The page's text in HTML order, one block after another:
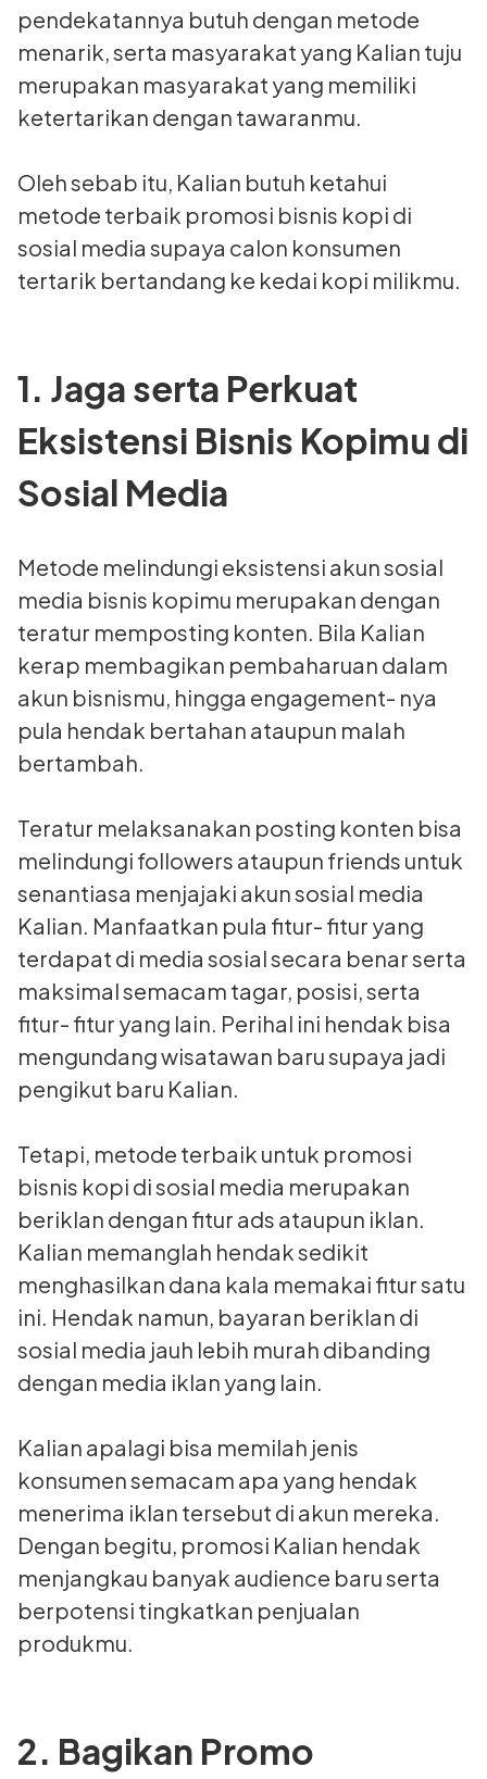
pendekatannya butuh dengan metode
menarik, serta masyarakat yang Kalian tuju
merupakan masyarakat yang memiliki
ketertarikan dengan tawaranmu.
Oleh sebab itu, Kalian butuh ketahui
metode terbaik promosi bisnis kopi di
sosial media supaya calon konsumen
tertarik bertandang ke kedai kopi milikmu.
1. Jaga serta Perkuat
Eksistensi Bisnis Kopimu di
Sosial Media
Metode melindungi eksistensi akun sosial
media bisnis kopimu merupakan dengan
teratur memposting konten. Bila Kalian
kerap membagikan pembaharuan dalam
akun bisnismu, hingga engagement- nya
pula hendak bertahan ataupun malah
bertambah.
Teratur melaksanakan posting konten bisa
melindungi followers ataupun friends untuk
senantiasa menjajaki akun sosial media
Kalian. Manfaatkan pula fitur- fitur yang
terdapat di media sosial secara benar serta
maksimal semacam tagar, posisi, serta
fitur- fitur yang lain. Perihal ini hendak bisa
mengundang wisatawan baru supaya jadi
pengikut baru Kalian.
Tetapi, metode terbaik untuk promosi
bisnis kopi di sosial media merupakan
beriklan dengan fitur ads ataupun iklan.
Kalian memanglah hendak sedikit
menghasilkan dana kala memakai fitur satu
ini. Hendak namun, bayaran beriklan di
sosial media jauh lebih murah dibanding
dengan media iklan yang lain.
Kalian apalagi bisa memilah jenis
konsumen semacam apa yang hendak
menerima iklan tersebut di akun mereka.
Dengan begitu, promosi Kalian hendak
menjangkau banyak audience baru serta
berpotensi tingkatkan penjualan
produkmu.
2. Bagikan Promo